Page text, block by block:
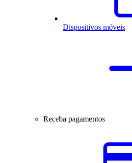
Dispositivos móveis
Receba pagamentos